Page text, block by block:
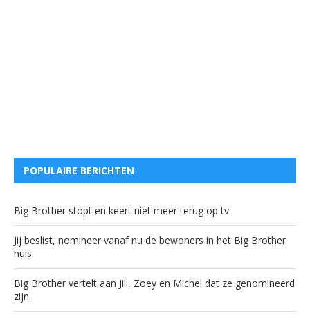
POPULAIRE BERICHTEN
Big Brother stopt en keert niet meer terug op tv
Jij beslist, nomineer vanaf nu de bewoners in het Big Brother
huis
Big Brother vertelt aan Jill, Zoey en Michel dat ze genomineerd
zijn